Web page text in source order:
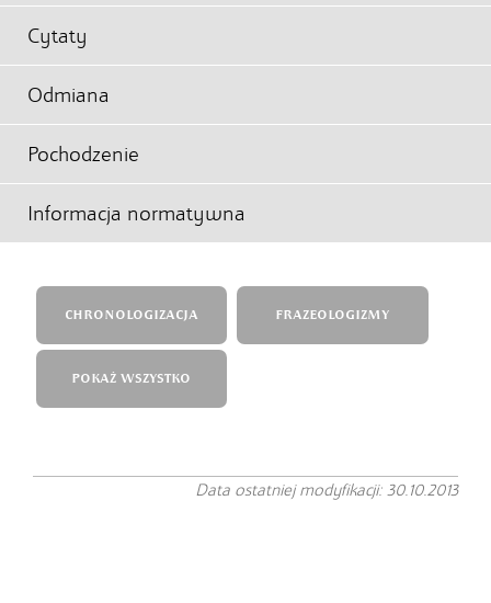
Cytaty
Odmiana
Pochodzenie
Informacja normatywna
CHRONOLOGIZACJA FRAZEOLOGIZMY
POKAŻ WSZYSTKO
Data ostatniej modyfikacji: 30.10.2013